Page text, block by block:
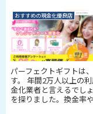
おすすめの現金化優良店
パーフェクトギフトは
す。 年間2万人以上の
金化業者と言えるでし
を探りました。換金率